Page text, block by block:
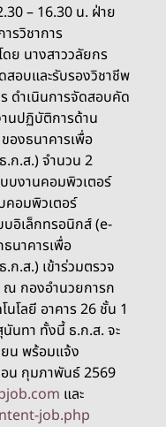
– 16.30 น. ฝ่าย
รวิชาการ
ย นางสาววลัยกร
อบและรับรองวิชาชีพ
ดำเนินการจัดสอบคัด
นปฏิบัติการด้าน
องธนาคารเพื่อ
.ก.ส.) จำนวน 2
บงานคอมพิวเตอร์
อมพิวเตอร์
อิเล็กทรอนิกส์ (e-
นาคารเพื่อ
ก.ส.) เข้าร่วมตรวจ
ณ กองอำนวยการก
นโลยี อาคาร 26 ชั้น 1
นทา ทั้งนี้ ธ.ก.ส. จะ
ยน พร้อมแจ้ง
น กุมภาพันธ์ 2569
และ
job.php